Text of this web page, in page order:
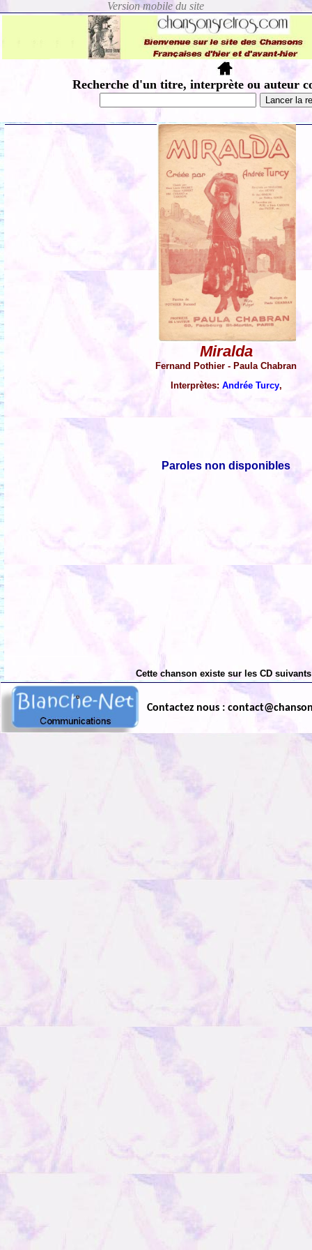
Recherche d'un titre, interprète ou auteur
Miralda
Fernand Pothier - Paula Chabran
Interprètes: Andrée Turcy,
Paroles non disponibles
Cette chanson existe sur les CD
Contactez nous :